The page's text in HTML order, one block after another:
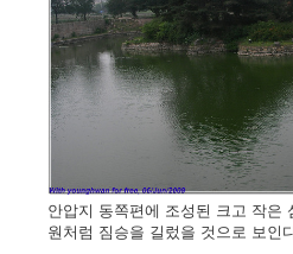
안압지 동쪽편에 조성된 크고 작은
원처럼 짐승을 길렀을 것으로 보인